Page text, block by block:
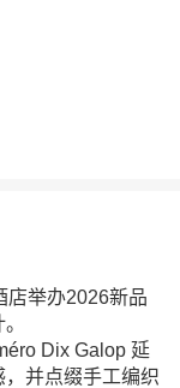
店举办2026新品
Dix Galop 延
并点缀手工编织